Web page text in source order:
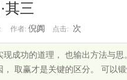
其三
作者: 倪阗 点击: 次
成功的道理， 也输出方法与思
取赢才是关键的区分。 可以